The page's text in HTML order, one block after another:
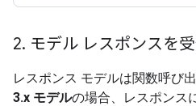
2. モデル レスポンスを
レスポンス モデルは関数呼び
3.x モデルの場合、レスポンス